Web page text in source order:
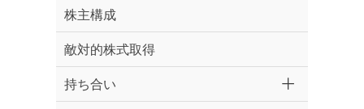
株主構成
敵対的株式取得
持ち合い